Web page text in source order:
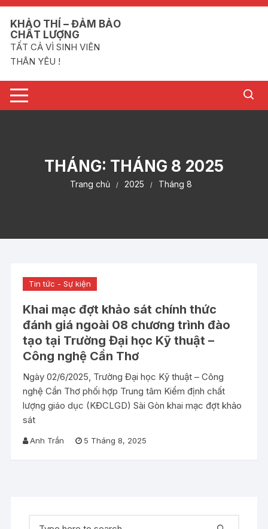
Chuyển
nội
dung
KHẢO THÍ – ĐẢM BẢO
CHẤT LƯỢNG
TẤT CẢ VÌ SINH VIÊN
THÂN YÊU !
THÁNG: THÁNG 8 2025
Trang chủ 2025 Tháng 8
Tin tức - Sự kiện
Khai mạc đợt khảo sát chính thức
đánh giá ngoài 08 chương trình đào
tạo tại Trường Đại học Kỹ thuật –
Công nghệ Cần Thơ
Ngày 02/6/2025, Trường Đại học Kỹ thuật – Công
nghệ Cần Thơ phối hợp Trung tâm Kiểm định chất
lượng giáo dục (KĐCLGD) Sài Gòn khai mạc đợt khảo
sát
Anh Trần 5 Tháng 8, 2025